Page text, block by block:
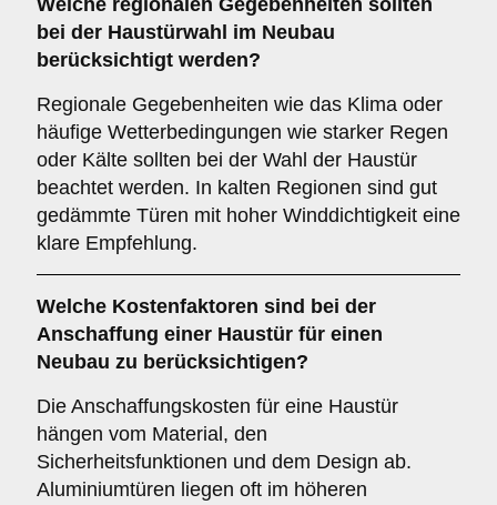
Welche regionalen Gegebenheiten sollten
bei der Haustürwahl im Neubau
berücksichtigt werden?
Regionale Gegebenheiten wie das Klima oder
häufige Wetterbedingungen wie starker Regen
oder Kälte sollten bei der Wahl der Haustür
beachtet werden. In kalten Regionen sind gut
gedämmte Türen mit hoher Winddichtigkeit eine
klare Empfehlung.
Welche Kostenfaktoren sind bei der
Anschaffung einer Haustür für einen
Neubau zu berücksichtigen?
Die Anschaffungskosten für eine Haustür
hängen vom Material, den
Sicherheitsfunktionen und dem Design ab.
Aluminiumtüren liegen oft im höheren